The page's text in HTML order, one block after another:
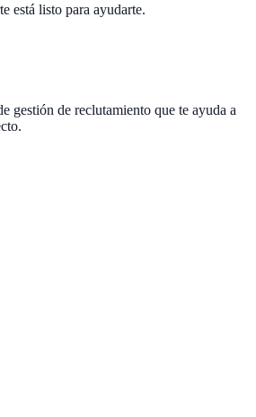
está listo para ayudarte.
gestión de reclutamiento que te ayuda a